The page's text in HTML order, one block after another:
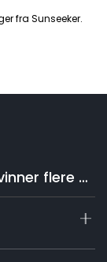
fra Sunseeker.
Sunseeker Robotics vinner flere prestisjetunge internasjonale priser, inkludert 2025 Plus X Award